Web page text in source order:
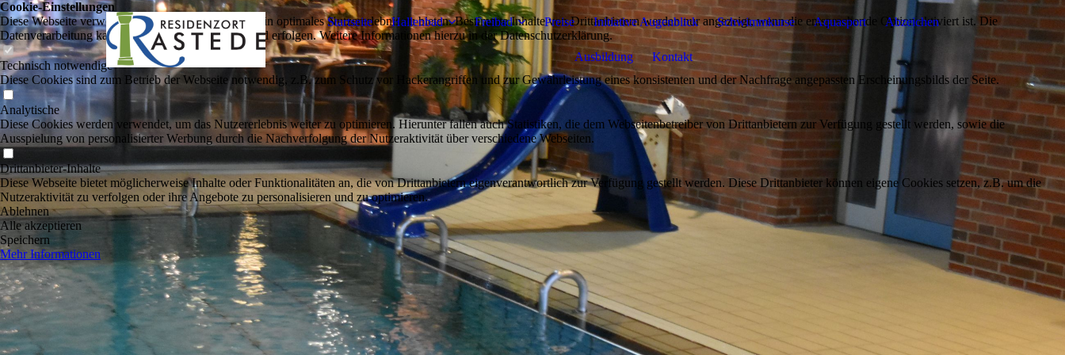
Startseite Hallenbad Freibad Preise Initiative Augenblick Schwimmkurse Aquasport Abzeichen
Ausbildung Kontakt
Cookie-Einstellungen
Diese Webseite verwendet Cookies, um Besuchern ein optimales Nutzererlebnis zu bieten. Bestimmte Inhalte von Drittanbietern werden nur angezeigt, wenn die entsprechende Option aktiviert ist. Die
Datenverarbeitung kann dann auch in einem Drittland erfolgen. Weitere Informationen hierzu in der Datenschutzerklärung.
Technisch notwendige
Diese Cookies sind zum Betrieb der Webseite notwendig, z.B. zum Schutz vor Hackerangriffen und zur Gewährleistung eines konsistenten und der Nachfrage angepassten Erscheinungsbilds der Seite.
Analytische
Diese Cookies werden verwendet, um das Nutzererlebnis weiter zu optimieren. Hierunter fallen auch Statistiken, die dem Webseitenbetreiber von Drittanbietern zur Verfügung gestellt werden, sowie die
Ausspielung von personalisierter Werbung durch die Nachverfolgung der Nutzeraktivität über verschiedene Webseiten.
Drittanbieter-Inhalte
Diese Webseite bietet möglicherweise Inhalte oder Funktionalitäten an, die von Drittanbietern eigenverantwortlich zur Verfügung gestellt werden. Diese Drittanbieter können eigene Cookies setzen, z.B. um die
Nutzeraktivität zu verfolgen oder ihre Angebote zu personalisieren und zu optimieren.
Ablehnen
Alle akzeptieren
Speichern
Mehr Informationen